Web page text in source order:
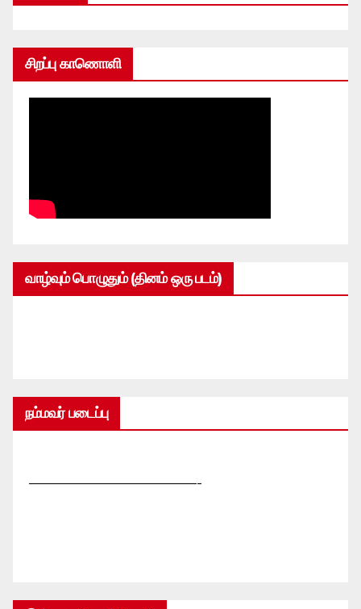
சிறப்பு காணொளி
வாழ்வும் பொழுதும் (தினம் ஒரு படம்)
நம்மவர் படைப்பு
—————————————-